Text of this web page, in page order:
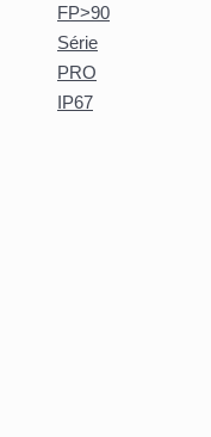
FP>90
Série
PRO
IP67